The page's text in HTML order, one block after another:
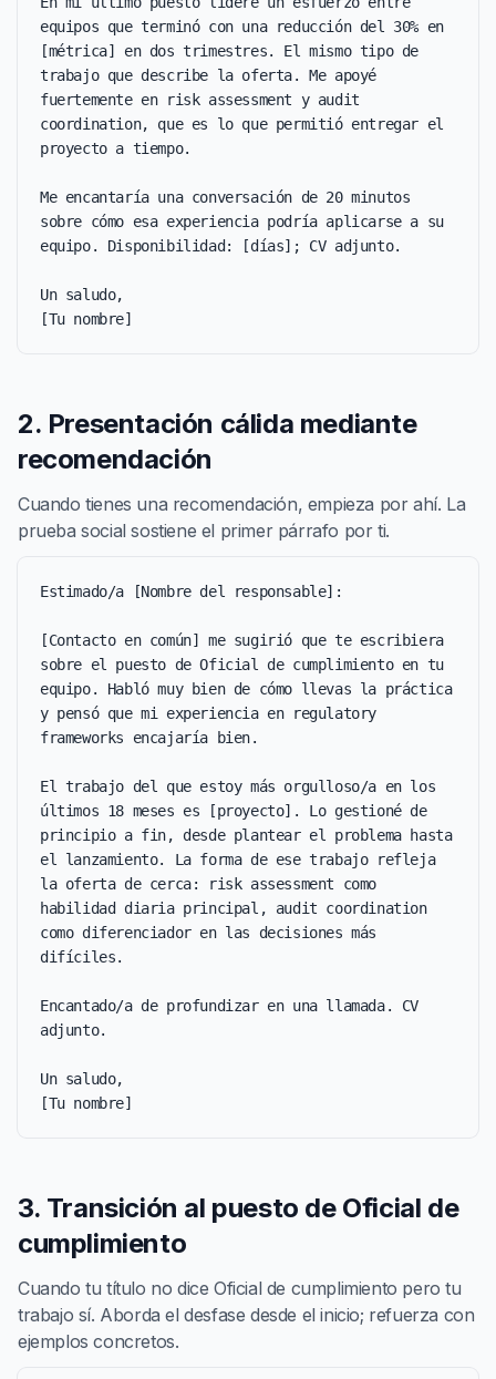
equipos que terminó con una reducción del 30% en
[métrica] en dos trimestres. El mismo tipo de
trabajo que describe la oferta. Me apoyé
fuertemente en risk assessment y audit
coordination, que es lo que permitió entregar el
proyecto a tiempo.
Me encantaría una conversación de 20 minutos
sobre cómo esa experiencia podría aplicarse a su
equipo. Disponibilidad: [días]; CV adjunto.
Un saludo,
[Tu nombre]
2. Presentación cálida mediante
recomendación
Cuando tienes una recomendación, empieza por ahí. La
prueba social sostiene el primer párrafo por ti.
Estimado/a [Nombre del responsable]:
[Contacto en común] me sugirió que te escribiera
sobre el puesto de Oficial de cumplimiento en tu
equipo. Habló muy bien de cómo llevas la práctica
y pensó que mi experiencia en regulatory
frameworks encajaría bien.
El trabajo del que estoy más orgulloso/a en los
últimos 18 meses es [proyecto]. Lo gestioné de
principio a fin, desde plantear el problema hasta
el lanzamiento. La forma de ese trabajo refleja
la oferta de cerca: risk assessment como
habilidad diaria principal, audit coordination
como diferenciador en las decisiones más
difíciles.
Encantado/a de profundizar en una llamada. CV
adjunto.
Un saludo,
[Tu nombre]
3. Transición al puesto de Oficial de
cumplimiento
Cuando tu título no dice Oficial de cumplimiento pero tu
trabajo sí. Aborda el desfase desde el inicio; refuerza con
ejemplos concretos.